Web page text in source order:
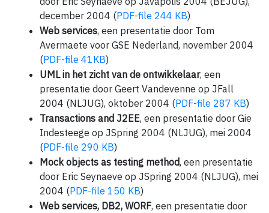
december 2004 (PDF-file 244 KB)
Web services, een presentatie door Tom
Avermaete voor GSE Nederland, november 2004
(PDF-file 41KB)
UML in het zicht van de ontwikkelaar, een
presentatie door Geert Vandevenne op JFall
2004 (NLJUG), oktober 2004 (PDF-file 287 KB)
Transactions and J2EE, een presentatie door Gie
Indesteege op JSpring 2004 (NLJUG), mei 2004
(PDF-file 290 KB)
Mock objects as testing method, een presentatie
door Eric Seynaeve op JSpring 2004 (NLJUG), mei
2004 (PDF-file 150 KB)
Web services, DB2, WORF, een presentatie door